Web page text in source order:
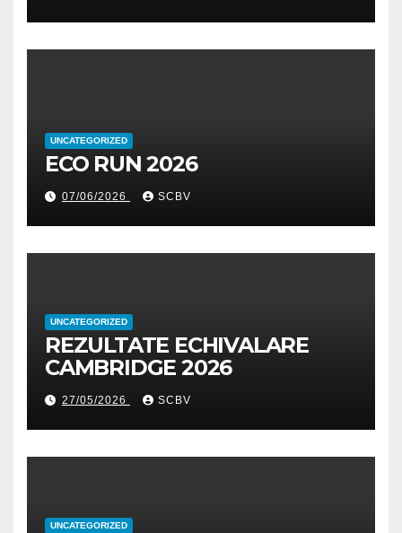
UNCATEGORIZED
ECO RUN 2026
07/06/2026 SCBV
UNCATEGORIZED
REZULTATE ECHIVALARE
CAMBRIDGE 2026
27/05/2026 SCBV
UNCATEGORIZED